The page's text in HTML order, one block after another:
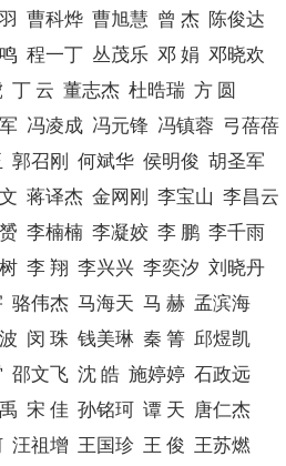
曹科烨 曹旭慧 曾 杰 陈俊达
程一丁 丛茂乐 邓 娟 邓晓欢
丁 云 董志杰 杜晧瑞 方 圆
冯凌成 冯元锋 冯镇蓉 弓蓓蓓
郭召刚 何斌华 侯明俊 胡圣军
蒋译杰 金网刚 李宝山 李昌云
李楠楠 李凝姣 李 鹏 李千雨
李 翔 李兴兴 李奕汐 刘晓丹
骆伟杰 马海天 马 赫 孟滨海
闵 珠 钱美琳 秦 箐 邱煜凯
邵文飞 沈 皓 施婷婷 石政远
宋 佳 孙铭珂 谭 天 唐仁杰
汪祖增 王国珍 王 俊 王苏燃